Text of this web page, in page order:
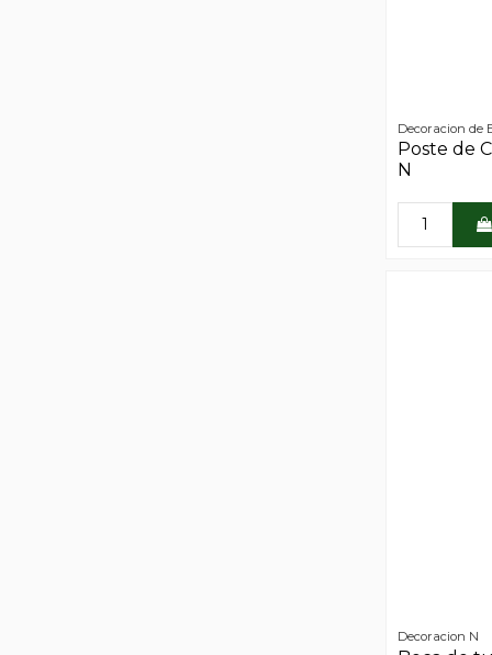
Decoracion de
Poste de
N
Decoracion N